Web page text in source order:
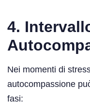
4.
Nei momenti di
autocompassione
fasi: